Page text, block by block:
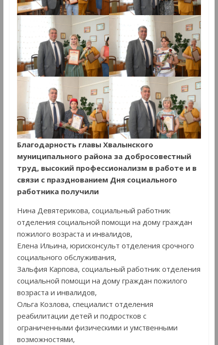
Благодарность главы Хвалынского
муниципального района за добросовестный
труд, высокий профессионализм в работе и в
связи с празднованием Дня социального
работника получили
Нина Девятерикова, социальный работник
отделения социальной помощи на дому граждан
пожилого возраста и инвалидов,
Елена Ильина, юрисконсульт отделения срочного
социального обслуживания,
Зальфия Карпова, социальный работник отделения
социальной помощи на дому граждан пожилого
возраста и инвалидов,
Ольга Козлова, специалист отделения
реабилитации детей и подростков с
ограниченными физическими и умственными
возможностями,